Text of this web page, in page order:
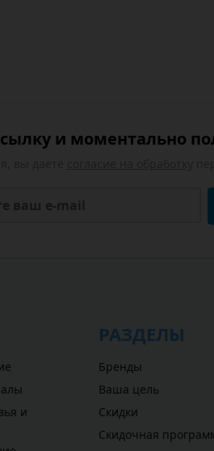
и моментально
и
РАЗДЕЛЫ
Бренды
Ваша цель
Скидки
Скидочная